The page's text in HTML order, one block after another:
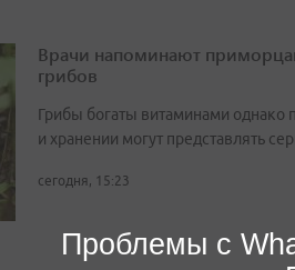
Врачи напоминают
грибов
Грибы богаты витаминами однако
и хранении могут представлять
сегодня, 15:23
Проблемы с